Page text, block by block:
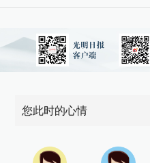
您此时的心情